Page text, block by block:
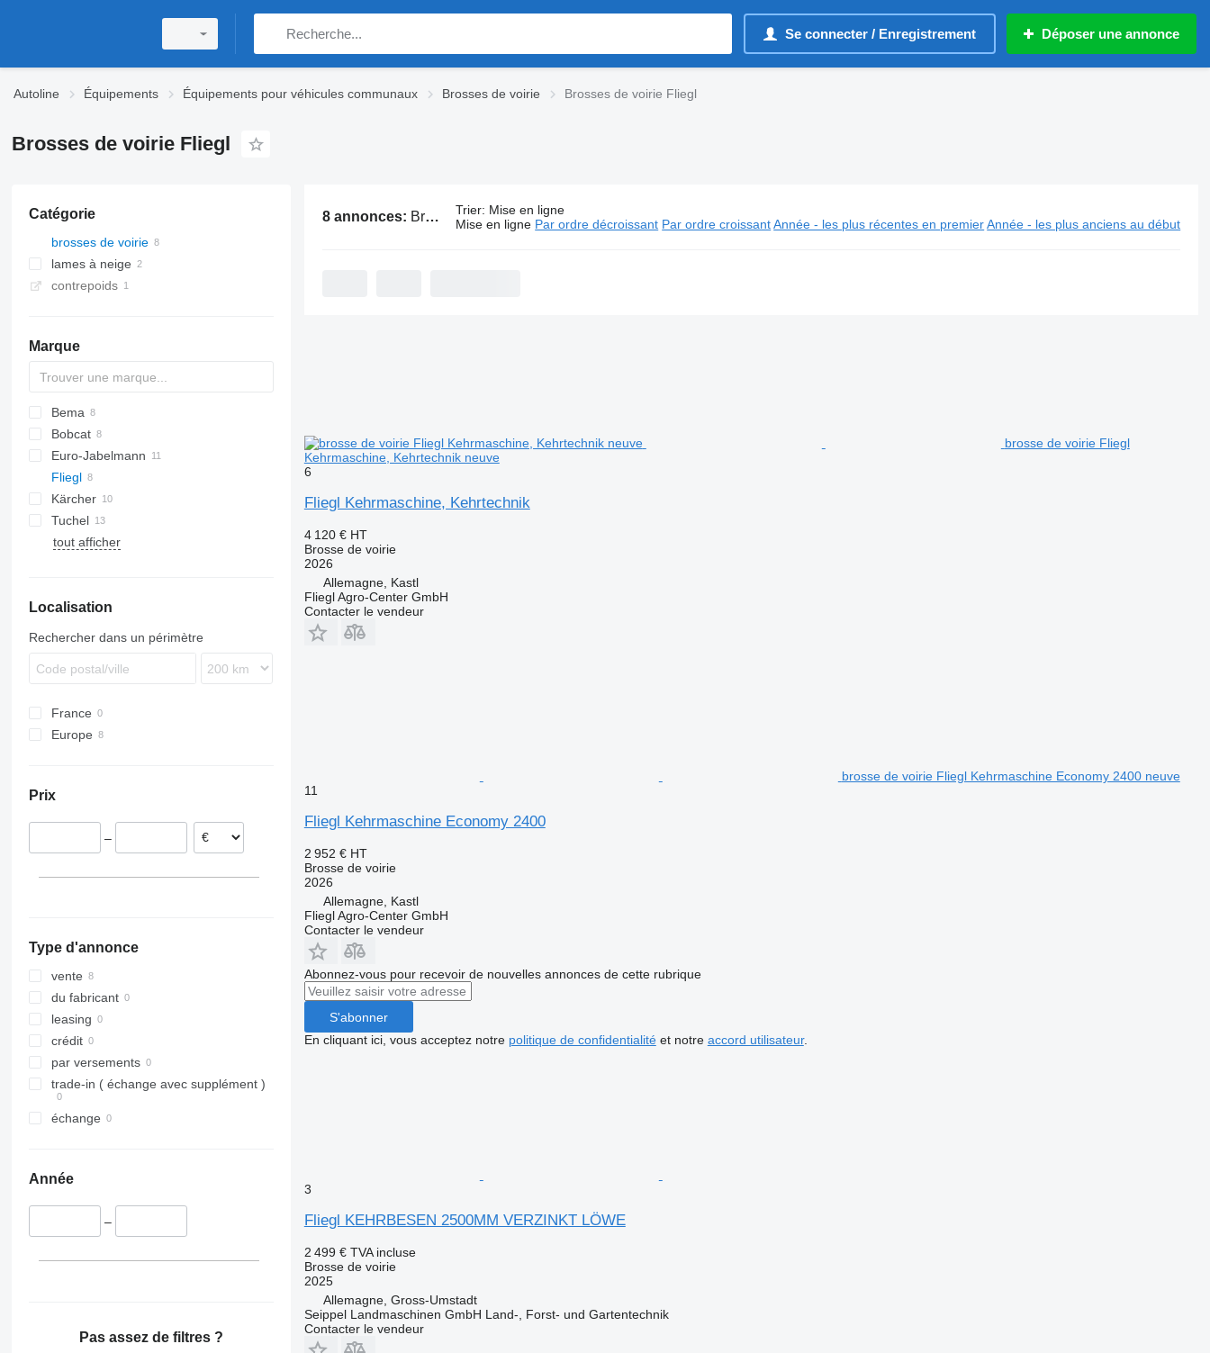
Se connecter / Enregistrement Déposer une annonce
Autoline Équipements Équipements pour véhicules communaux Brosses de voirie Brosses de voirie Fliegl
Brosses de voirie Fliegl
Catégorie
brosses de voirie
lames à neige
contrepoids
Marque
Bema
Bobcat
CK
MT
Euro-Jabelmann
Fliegl
Citymaster
R-series
Robot
Kärcher
Turbonet
Challenger
Swingo
Tuchel
W-series
tout afficher
Localisation
Rechercher dans un périmètre
France
Europe
Prix
–
Type d'annonce
vente
du fabricant
leasing
crédit
par versements
trade-in ( échange avec supplément )
échange
Année
–
Pas assez de filtres ?
8 annonces: Brosses de voirie Fliegl Trier: Mise en ligne
Mise en ligne Par ordre décroissant Par ordre croissant Année - les plus récentes en premier Année - les plus anciens au début
brosse de voirie Fliegl
Kehrmaschine, Kehrtechnik neuve
6
Fliegl Kehrmaschine, Kehrtechnik
4 120 € HT
Brosse de voirie
2026
Allemagne, Kastl
Fliegl Agro-Center GmbH
Contacter le vendeur
brosse de voirie Fliegl Kehrmaschine Economy 2400 neuve
11
Fliegl Kehrmaschine Economy 2400
2 952 € HT
Brosse de voirie
2026
Allemagne, Kastl
Fliegl Agro-Center GmbH
Contacter le vendeur
Abonnez-vous pour recevoir de nouvelles annonces de cette rubrique
S'abonner
En cliquant ici, vous acceptez notre politique de confidentialitéet notre accord utilisateur.
3
Fliegl KEHRBESEN 2500MM VERZINKT LÖWE
2 499 € TVA incluse
Brosse de voirie
2025
Allemagne, Gross-Umstadt
Seippel Landmaschinen GmbH Land-, Forst- und Gartentechnik
Contacter le vendeur